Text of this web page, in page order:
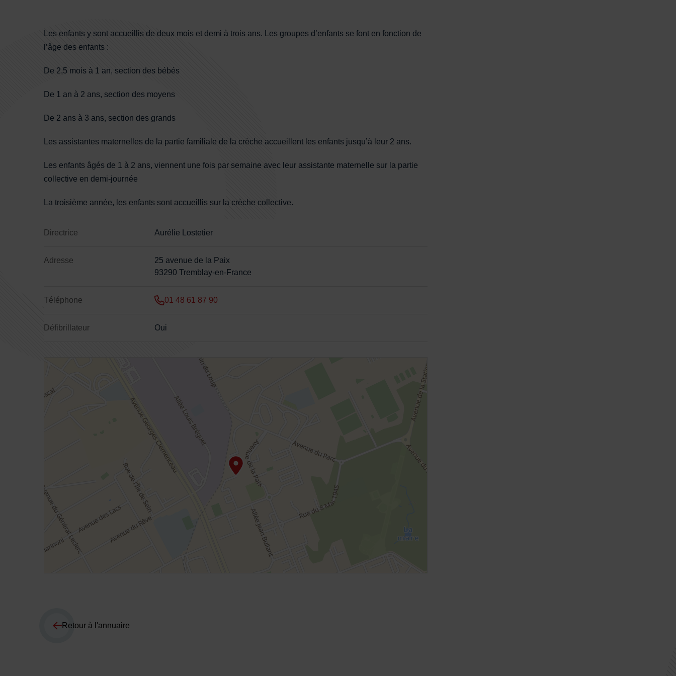
Contenu de la fiche d'annuaire
Les enfants y sont accueillis de deux mois et demi à trois ans. Les groupes d’enfants se font en fonction de
l’âge des enfants :
De 2,5 mois à 1 an, section des bébés
De 1 an à 2 ans, section des moyens
De 2 ans à 3 ans, section des grands
Les assistantes maternelles de la partie familiale de la crèche accueillent les enfants jusqu’à leur 2 ans.
Les enfants âgés de 1 à 2 ans, viennent une fois par semaine avec leur assistante maternelle sur la partie
collective en demi-journée
La troisième année, les enfants sont accueillis sur la crèche collective.
Directrice Aurélie Lostetier
Adresse
25 avenue de la Paix
93290 Tremblay-en-France
Téléphone 01 48 61 87 90
Défibrillateur Oui
Retour à l'annuaire